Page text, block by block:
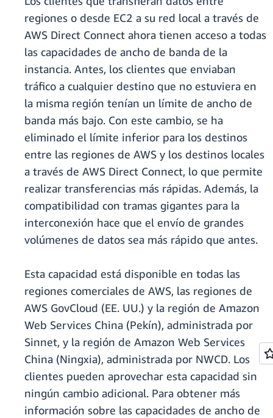
regiones o desde EC2 a su red local a través de
AWS Direct Connect ahora tienen acceso a todas
las capacidades de ancho de banda de la
instancia. Antes, los clientes que enviaban
tráfico a cualquier destino que no estuviera en
la misma región tenían un límite de ancho de
banda más bajo. Con este cambio, se ha
eliminado el límite inferior para los destinos
entre las regiones de AWS y los destinos locales
a través de AWS Direct Connect, lo que permite
realizar transferencias más rápidas. Además, la
compatibilidad con tramas gigantes para la
interconexión hace que el envío de grandes
volúmenes de datos sea más rápido que antes.
Esta capacidad está disponible en todas las
regiones comerciales de AWS, las regiones de
AWS GovCloud (EE. UU.) y la región de Amazon
Web Services China (Pekín), administrada por
Sinnet, y la región de Amazon Web Services
China (Ningxia), administrada por NWCD. Los
clientes pueden aprovechar esta capacidad sin
ningún cambio adicional. Para obtener más
información sobre las capacidades de ancho de